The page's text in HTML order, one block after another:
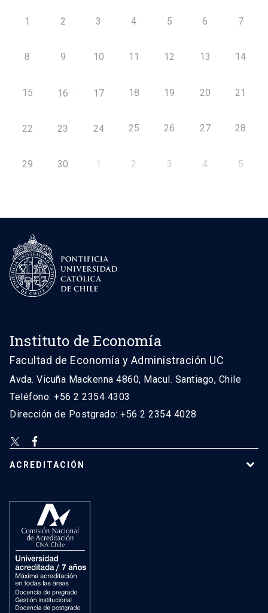
1 2 3 4 5 6 7
8 9 10 11 12 13 14
15 16 17 18 19 20 21
22 23 24 25 26 27 28
29 30 1 2 3 4 5
Instituto de Economía
Facultad de Economía y Administración UC
Avda. Vicuña Mackenna 4860, Macul. Santiago, Chile
Teléfono: +56 2 2354 4303
Dirección de Postgrado: +56 2 2354 4028
ACREDITACIÓN